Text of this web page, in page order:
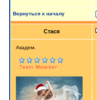
Вернуться к началу
Стася
Aкaдeм.